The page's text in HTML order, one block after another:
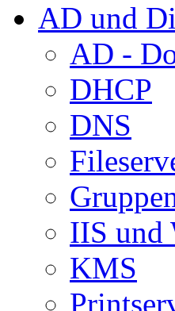
AD und
AD -
DHCP
DNS
IIS und
KMS